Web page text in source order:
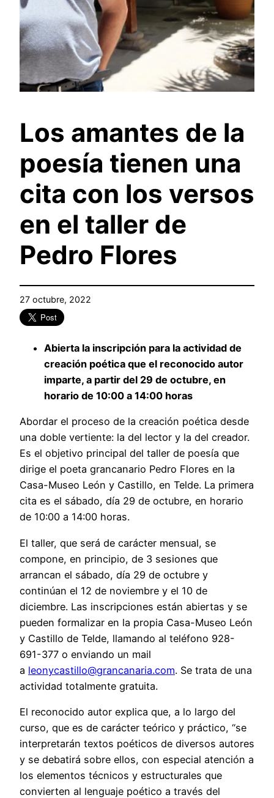
Los amantes de la
poesía tienen una
cita con los versos
en el taller de
Pedro Flores
27 octubre, 2022
Abierta la inscripción para la actividad de
creación poética que el reconocido autor
imparte, a partir del 29 de octubre, en
horario de 10:00 a 14:00 horas
Abordar el proceso de la creación poética desde
una doble vertiente: la del lector y la del creador.
Es el objetivo principal del taller de poesía que
dirige el poeta grancanario Pedro Flores en la
Casa-Museo León y Castillo, en Telde. La primera
cita es el sábado, día 29 de octubre, en horario
de 10:00 a 14:00 horas.
El taller, que será de carácter mensual, se
compone, en principio, de 3 sesiones que
arrancan el sábado, día 29 de octubre y
continúan el 12 de noviembre y el 10 de
diciembre. Las inscripciones están abiertas y se
pueden formalizar en la propia Casa-Museo León
y Castillo de Telde, llamando al teléfono 928-
691-377 o enviando un mail
a leonycastillo@grancanaria.com. Se trata de una
actividad totalmente gratuita.
El reconocido autor explica que, a lo largo del
curso, que es de carácter teórico y práctico, “se
interpretarán textos poéticos de diversos autores
y se debatirá sobre ellos, con especial atención a
los elementos técnicos y estructurales que
convierten al lenguaje poético a través del